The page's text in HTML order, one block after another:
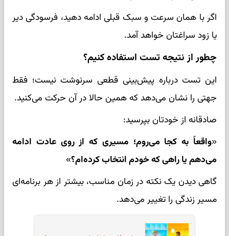
اگر با همان سرعت و سبک قبلی ادامه دهید، فرسودگی دیر
یا زود سراغتان خواهد آمد.
چطور از نتیجه تست استفاده کنیم؟
این تست درباره پیش‌بینی قطعی سرنوشت نیست؛ فقط
جهتی را نشان می‌دهد که همین حالا در آن حرکت می‌کنید.
صادقانه از خودتان بپرسید:
«واقعاً به کجا می‌روم؛ مسیری که از روی عادت ادامه
می‌دهم یا راهی که خودم انتخاب کرده‌ام؟»
گاهی دیدن یک نکته در زمان مناسب، بیشتر از هر برنامه‌ای
مسیر زندگی را تغییر می‌دهد.